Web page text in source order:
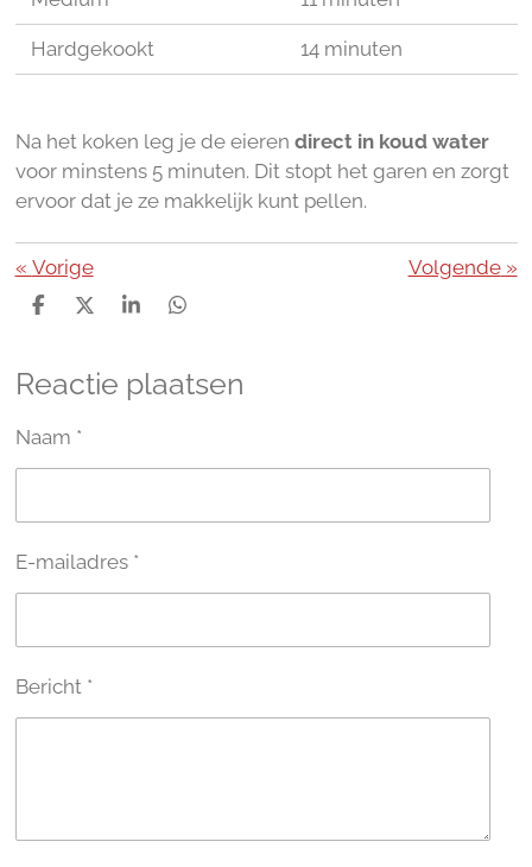
Hardgekookt 14 minuten
Na het koken leg je de eieren direct in koud water
voor minstens 5 minuten. Dit stopt het garen en zorgt
ervoor dat je ze makkelijk kunt pellen.
« Vorige Volgende»
D
e
n
D
l
S
r
e
D
e
n
Reactie plaatsen
Naam *
E-mailadres *
Bericht *